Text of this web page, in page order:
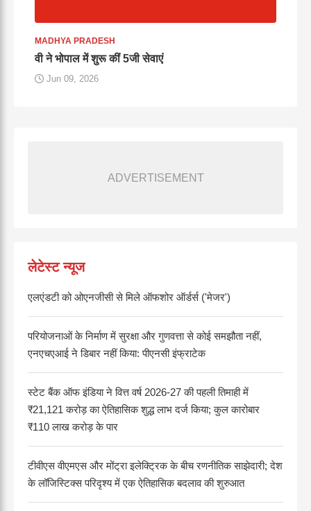
MADHYA PRADESH
वी ने भोपाल में शुरू कीं 5जी सेवाएं
Jun 09, 2026
ADVERTISEMENT
लेटेस्ट न्यूज
एलएंडटी को ओएनजीसी से मिले ऑफशोर ऑर्डर्स ('मेजर')
परियोजनाओं के निर्माण में सुरक्षा और गुणवत्ता से कोई समझौता नहीं,
एनएचएआई ने डिबार नहीं किया: पीएनसी इंफ्राटेक
स्टेट बैंक ऑफ इंडिया ने वित्त वर्ष 2026-27 की पहली तिमाही में
₹21,121 करोड़ का ऐतिहासिक शुद्ध लाभ दर्ज किया; कुल कारोबार
₹110 लाख करोड़ के पार
टीवीएस वीएमएस और मोंट्रा इलेक्ट्रिक के बीच रणनीतिक साझेदारी; देश
के लॉजिस्टिक्स परिदृश्य में एक ऐतिहासिक बदलाव की शुरुआत